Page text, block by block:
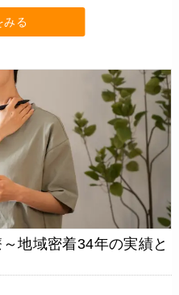
みる
地域密着34年の実績と